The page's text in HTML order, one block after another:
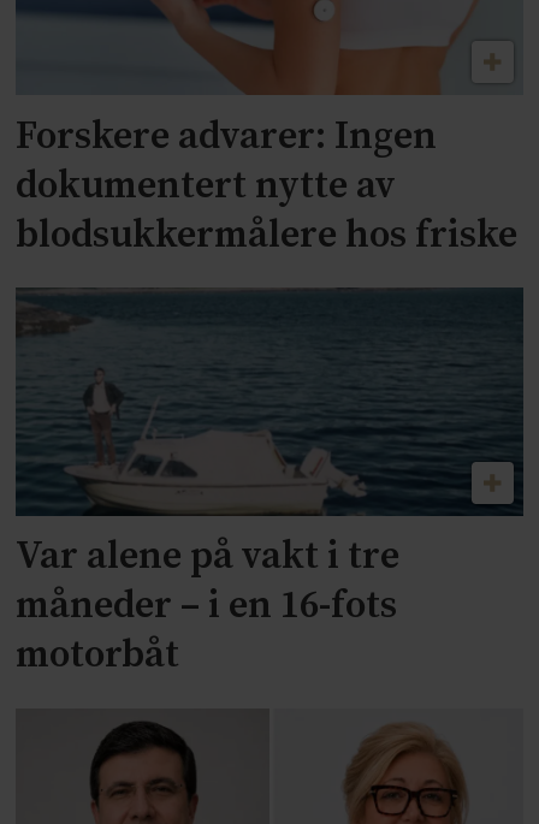
Forskere advarer: Ingen
dokumentert nytte av
blodsukkermålere hos friske
Var alene på vakt i tre
måneder – i en 16-fots
motorbåt